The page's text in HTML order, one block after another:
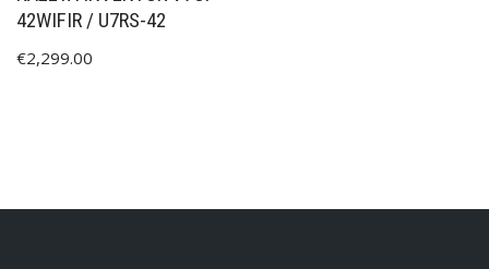
42WIFIR / U7RS-42
€2,299.00